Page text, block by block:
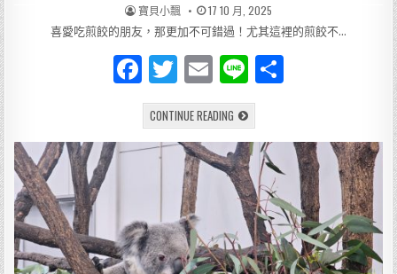
AUTHOR:
寶貝小飄 PUBLISHED
DATE:
17 10 月, 2025
喜愛吃煎餃的朋友，那更加不可錯過！尤其這裡的煎餃不…
F
a
c
e
o
o
T
w
it
te
r
E
m
ai
l
Li
n
e
CONTINUE READING[食]
鹿
兒
島
「虎
口
裡
的
香
氣
誘
惑」
タ
イ